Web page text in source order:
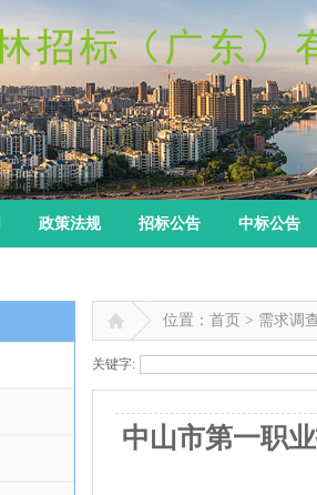
政策法规 招标公告 中标公告
位置：首页 > 需求调
关键字:
中山市第一职